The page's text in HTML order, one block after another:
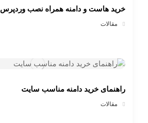
خرید هاست و دامنه همراه نصب وردپرس
مقالات
راهنمای خرید دامنه مناسب سایت
مقالات